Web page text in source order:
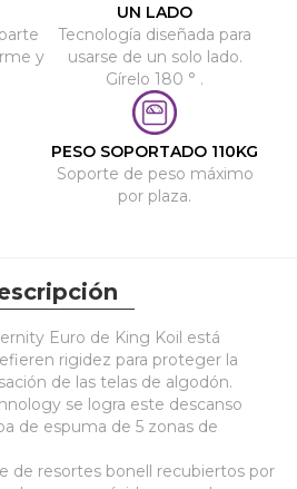
y
UN LADO
Tecnología diseñada para
usarse de un solo lado.
Gírelo 180 ° .
PESO SOPORTADO 110KG
Soporte de peso máximo
por plaza.
Euro de King Koil está
rigidez para proteger la
de las telas de algodón.
se logra este descanso
de espuma de 5 zonas de
de resortes bonell recubiertos por